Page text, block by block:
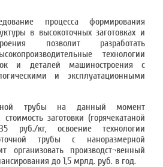
процесса формирования
в высокоточных заготовках и
позволит разработать
технологии
и деталей машиностроения с
и эксплуатационными
трубы на данный момент
заготовки (горячекатаной
руб./кг, освоение технологии
трубы с наноразмерной
организовать производст¬венный
до 1,5 мрлд. руб. в год.